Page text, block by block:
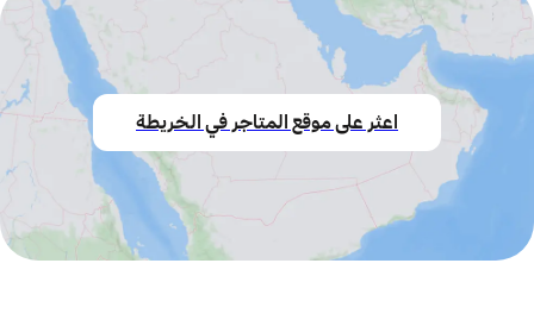
اعثر على موقع المتاجر في الخريطة